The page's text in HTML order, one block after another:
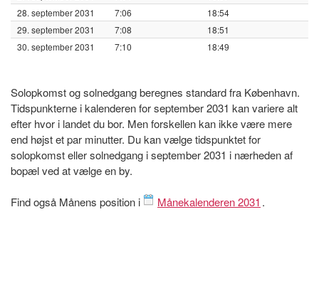
28. september 2031
7:06
18:54
29. september 2031
7:08
18:51
30. september 2031
7:10 18:49
Solopkomst og solnedgang beregnes standard fra København.
Tidspunkterne i kalenderen for september 2031 kan variere alt
efter hvor i landet du bor. Men forskellen kan ikke være mere
end højst et par minutter. Du kan vælge tidspunktet for
solopkomst eller solnedgang i september 2031 i nærheden af
bopæl ved at vælge en by.
Find også Månens position i Månekalenderen 2031 .